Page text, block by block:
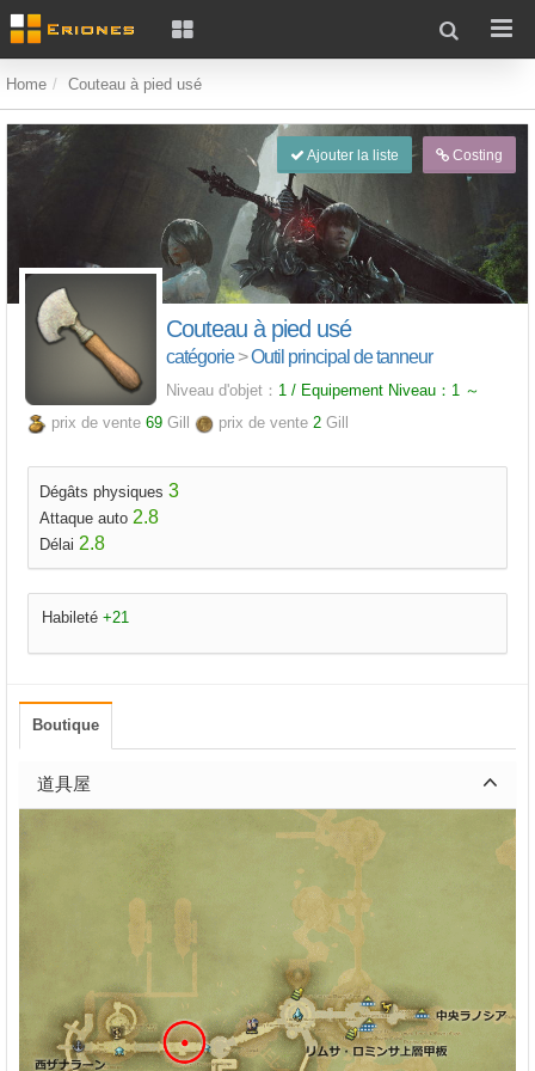
Home Couteau à pied usé
Ajouter la liste Costing
Couteau à pied usé
catégorie>Outil principal de tanneur
Niveau d'objet： 1 / Equipement Niveau： 1 ～
prix de vente 69 Gill prix de vente 2 Gill
Dégâts physiques 3
Attaque auto 2.8
Délai 2.8
Habileté +21
Boutique
道具屋